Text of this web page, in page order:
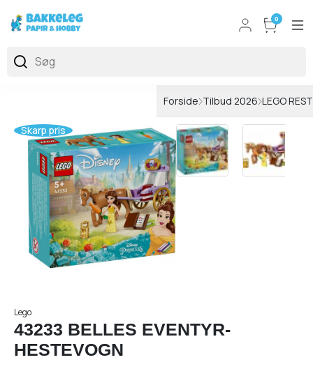
0
Forside Tilbud 2026 LEGO
Skarp pris
Lego
43233 BELLES EVENTYR-
HESTEVOGN